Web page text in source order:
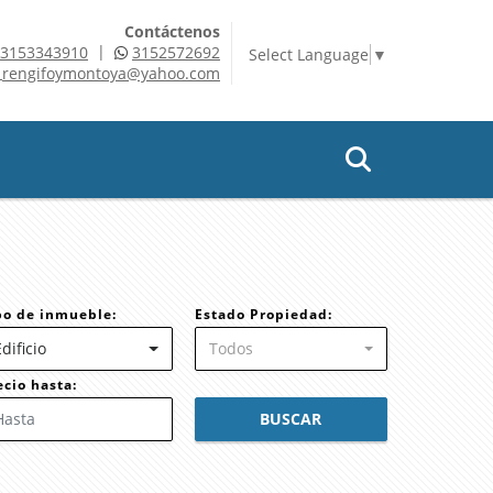
Contáctenos
3153343910|
3152572692
rengifoymontoya@yahoo.com
Select Language ▼
de inmueble: Estado Propiedad:
Todos
hasta:
BUSCAR